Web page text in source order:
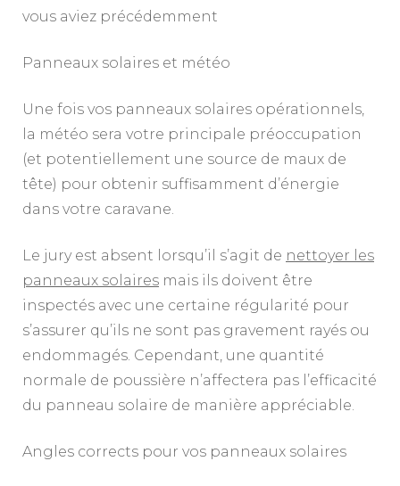
vous aviez précédemment
Panneaux solaires et météo
Une fois vos panneaux solaires opérationnels,
la météo sera votre principale préoccupation
(et potentiellement une source de maux de
tête) pour obtenir suffisamment d’énergie
dans votre caravane.
Le jury est absent lorsqu’il s’agit de nettoyer les
panneaux solaires mais ils doivent être
inspectés avec une certaine régularité pour
s’assurer qu’ils ne sont pas gravement rayés ou
endommagés. Cependant, une quantité
normale de poussière n’affectera pas l’efficacité
du panneau solaire de manière appréciable.
Angles corrects pour vos panneaux solaires